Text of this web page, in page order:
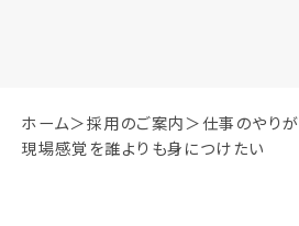
ホーム 採用のご案内 仕事のやり
現場感覚を誰よりも身につけたい